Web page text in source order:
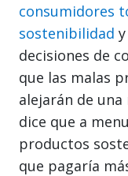
consumidores
sostenibilidad
decisiones de
que las malas
alejarán de una
dice que a
productos
que pagaría